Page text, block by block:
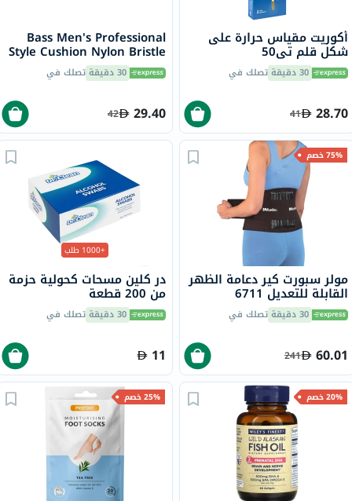
أكوريت مقياس حرارة على
شكل قلم تي50
30 دقيقة تصلك في
28.70
41
Bass Men's Professional
Style Cushion Nylon Bristle
104 30 دقيقة تصلك في
29.40
42
75% خصم
مولر سبورت كير دعامة الظهر
القابلة للتعديل 6711
30 دقيقة تصلك في
60.01
241
+1000 طلب
در كلين مسحات كحولية حزمة
من 200 قطعة
30 دقيقة تصلك في
11
20% خصم 25% خصم